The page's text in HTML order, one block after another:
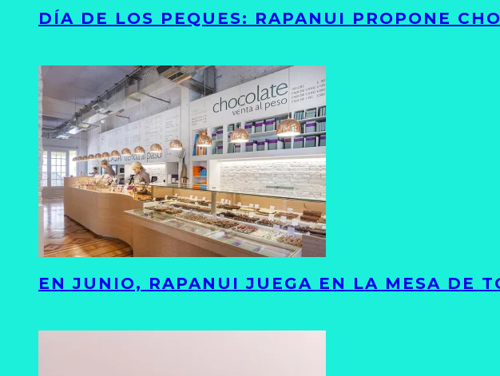
DÍA DE LOS PEQUES: RAPANUI PROPONE
EN JUNIO, RAPANUI JUEGA EN LA MESA DE